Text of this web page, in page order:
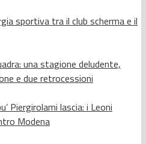
sportiva tra il club scherma e il
una stagione deludente,
e due retrocessioni
Piergirolami lascia: i Leoni
Modena